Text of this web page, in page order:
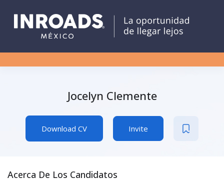
Jocelyn Clemente
Download CV Invite
Acerca De Los Candidatos